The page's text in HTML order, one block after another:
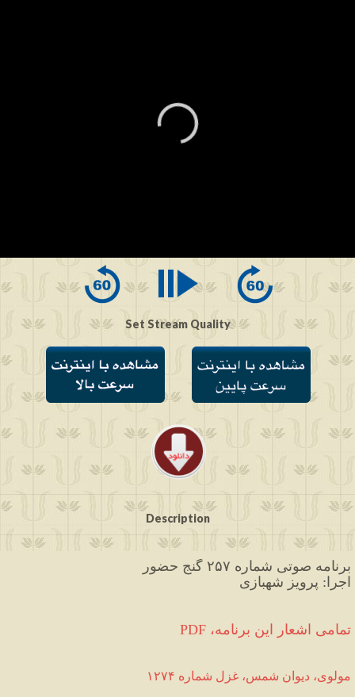
of
Set Stream Quality
Description
برنامه صوتی شماره ۲۵۷ گنج حضور
اجرا: پرویز شهبازی
PDF ،تمامی اشعار این برنامه
مولوی، دیوان شمس، غزل شماره ۱۲۷۴